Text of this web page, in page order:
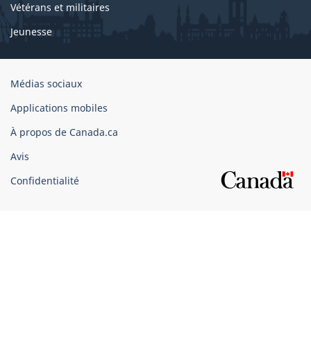
Vétérans et militaires
Jeunesse
Organisation
gouvernement
du
Canada
Médias sociaux
Applications mobiles
À propos de Canada.ca
Avis
Confidentialité